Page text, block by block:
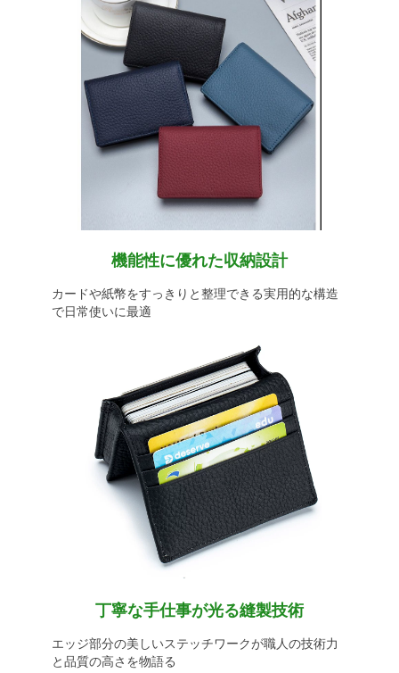
機能性に優れた収納設計
カードや紙幣をすっきりと整理できる実用的な構造
で日常使いに最適
丁寧な手仕事が光る縫製技術
エッジ部分の美しいステッチワークが職人の技術力
と品質の高さを物語る